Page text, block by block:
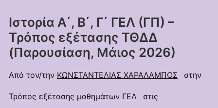
Ιστορία Α΄, Β΄, Γ΄ ΓΕΛ (ΓΠ) –
Τρόπος εξέτασης ΤΘΔΔ
(Παρουσίαση, Μάιος 2026)
Από τον/την ΚΩΝΣΤΑΝΤΕΛΙΑΣ ΧΑΡΑΛΑΜΠΟΣ στην
Τρόπος εξέτασης μαθημάτων ΓΕΛ στις